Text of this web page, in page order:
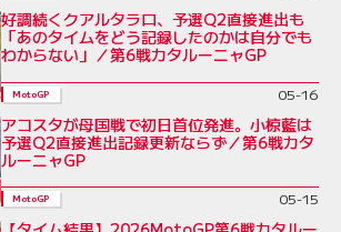
好調続くクアルタラロ、予選Q2直接進出も
「あのタイムをどう記録したのかは自分でも
わからない」／第6戦カタルーニャGP
MotoGP 05-16
アコスタが母国戦で初日首位発進。小椋藍は
予選Q2直接進出記録更新ならず／第6戦カタ
ルーニャGP
MotoGP 05-15